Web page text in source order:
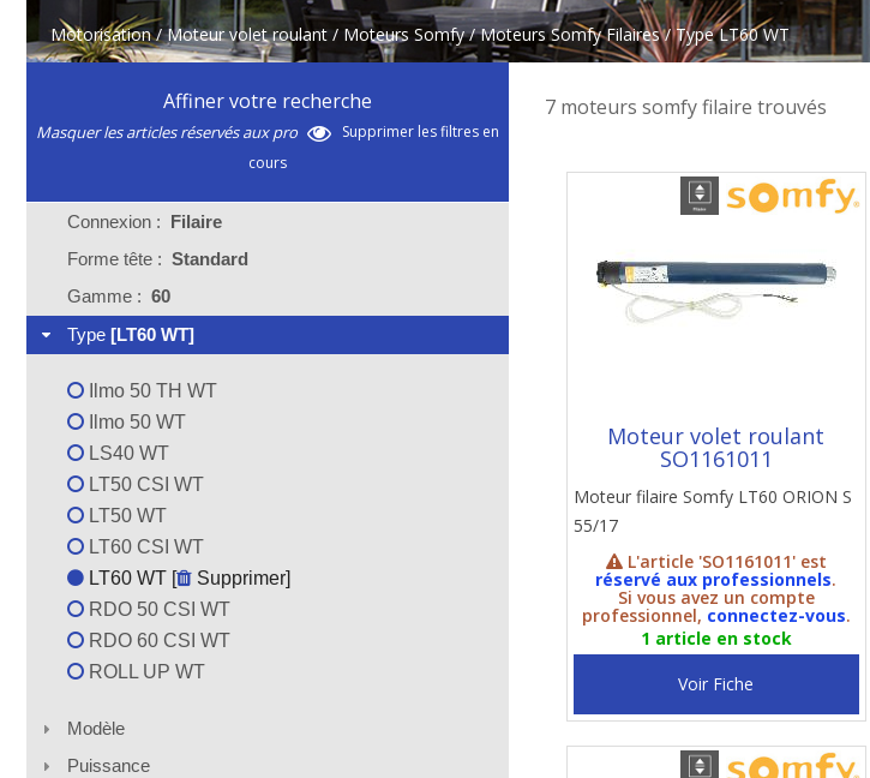
Motorisation /Moteur volet roulant / Moteurs Somfy /Moteurs Somfy Filaires / Type LT60 WT
Affiner votre recherche
Masquer les articles réservés aux pro
Supprimer les filtres en
cours
Connexion : Filaire
Forme tête : Standard
Gamme : 60
Type [LT60 WT]
Ilmo 50 TH WT
Ilmo 50 WT
LS40 WT
LT50 CSI WT
LT50 WT
LT60 CSI WT
LT60 WT [
Supprimer]
RDO 50 CSI WT
RDO 60 CSI WT
ROLL UP WT
Modèle
Puissance
7 moteurs somfy filaire trouvés
Moteur volet roulant
SO1161011
Moteur filaire Somfy LT60 ORION S
55/17
L'article 'SO1161011' est
réservé aux professionnels.
Si vous avez un compte
professionnel, connectez-vous.
1 article en stock
Voir Fiche